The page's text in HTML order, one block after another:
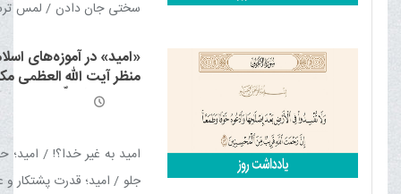
سختی جان دادن / لمس
«امید» در آموزه‌های
منظر آیت الله العظمی
شیرازی مدّ ظلّه العالی
امید به غیر خدا؟! / امید؛
جلو / امید؛ قدرت پشتکار